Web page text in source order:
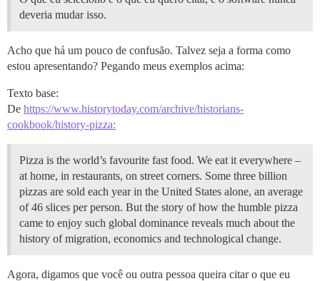
deveria mudar isso.
Acho que há um pouco de confusão. Talvez seja a forma como
estou apresentando? Pegando meus exemplos acima:
Texto base:
De https://www.historytoday.com/archive/historians-
cookbook/history-pizza:
Pizza is the world’s favourite fast food. We eat it everywhere –
at home, in restaurants, on street corners. Some three billion
pizzas are sold each year in the United States alone, an average
of 46 slices per person. But the story of how the humble pizza
came to enjoy such global dominance reveals much about the
history of migration, economics and technological change.
Agora, digamos que você ou outra pessoa queira citar o que eu